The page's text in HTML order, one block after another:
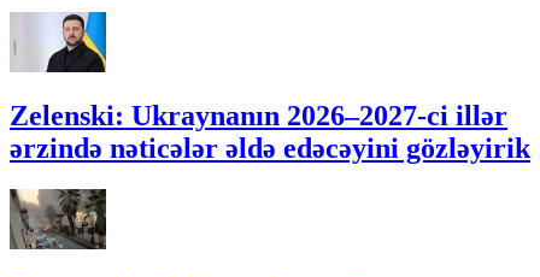
Zelenski: Ukraynanın 2026–2027-ci illər
ərzində nəticələr əldə edəcəyini gözləyirik